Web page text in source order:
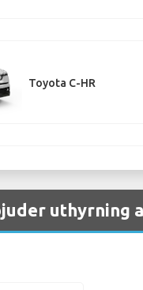
Toyota C-HR
uthyrning